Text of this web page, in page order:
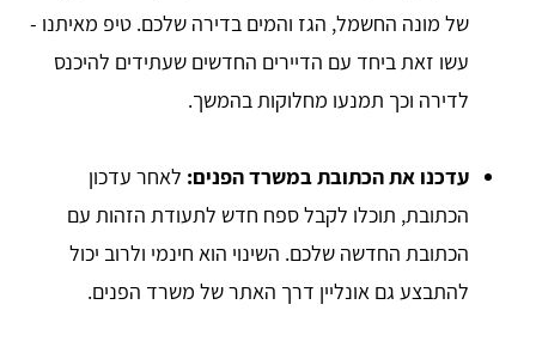
של מונה החשמל, הגז והמים בדירה שלכם. טיפ מאיתנו -
עשו זאת ביחד עם הדיירים החדשים שעתידים להיכנס
לדירה וכך תמנעו מחלוקות בהמשך.
עדכנו את הכתובת במשרד הפנים: לאחר עדכון
הכתובת, תוכלו לקבל ספח חדש לתעודת הזהות עם
הכתובת החדשה שלכם. השינוי הוא חינמי ולרוב יכול
להתבצע גם אונליין דרך האתר של משרד הפנים.